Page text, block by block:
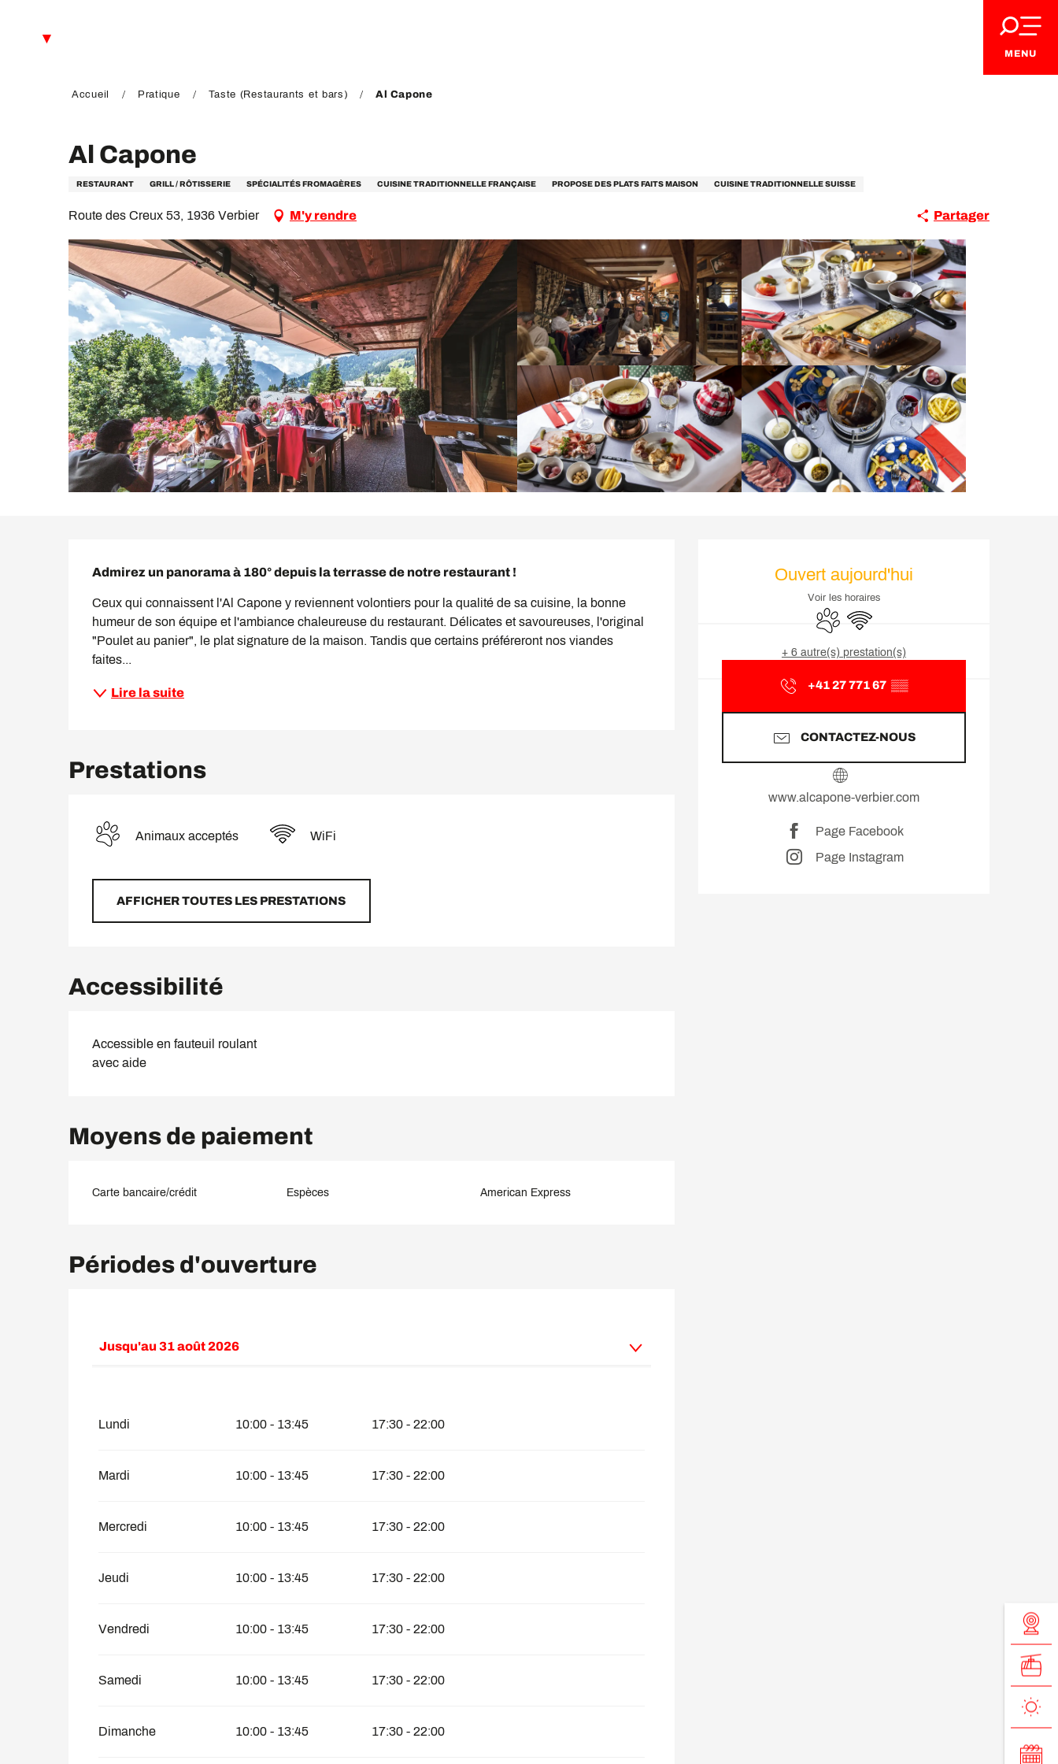
MENU
Accueil Pratique Taste (Restaurants et bars) Al Capone
Al Capone
RESTAURANT GRILL / RÔTISSERIE SPÉCIALITÉS FROMAGÈRES CUISINE TRADITIONNELLE FRANÇAISE PROPOSE DES PLATS FAITS MAISON CUISINE TRADITIONNELLE SUISSE
Route des Creux 53, 1936 Verbier M'y rendre Partager
Ouvert aujourd'hui
Voir les horaires
Animaux acceptés
WiFi
+ 6 autre(s) prestation(s)
+41 27 771 67 ▒▒
CONTACTEZ-NOUS
www.alcapone-verbier.com
Page Facebook
Page Instagram
Admirez un panorama à 180° depuis la terrasse de notre restaurant !
Ceux qui connaissent l'Al Capone y reviennent volontiers pour la qualité de sa cuisine, la bonne
humeur de son équipe et l'ambiance chaleureuse du restaurant. Délicates et savoureuses, l'original
"Poulet au panier", le plat signature de la maison. Tandis que certains préféreront nos viandes
faites...
Lire la suite
Prestations
Animaux acceptés WiFi
AFFICHER TOUTES LES PRESTATIONS
Accessibilité
Accessible en fauteuil roulant
avec aide
Moyens de paiement
Carte bancaire/crédit Espèces American Express
Périodes d'ouverture
Du24 mai 2026 26 mai 2026
Jusqu'au 31 août 2026
Lundi 10:00 - 13:45 17:30 - 22:00
Mardi 10:00 - 13:45 17:30 - 22:00
Mercredi 10:00 - 13:45 17:30 - 22:00
Jeudi 10:00 - 13:45 17:30 - 22:00
Vendredi 10:00 - 13:45 17:30 - 22:00
Samedi 10:00 - 13:45 17:30 - 22:00
Dimanche 10:00 - 13:45 17:30 - 22:00